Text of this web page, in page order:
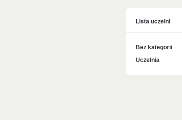
Lista uczelni
Bez kategorii
Uczelnia